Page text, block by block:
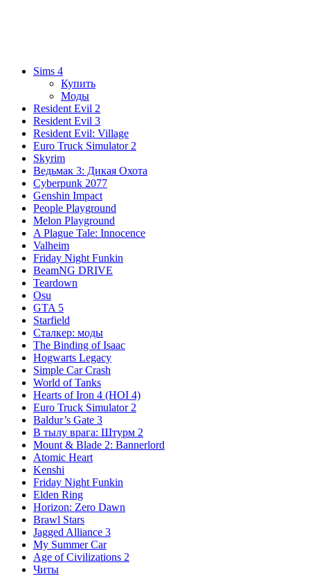
Sims 4
Купить
Моды
Resident Evil 2
Resident Evil 3
Resident Evil: Village
Euro Truck Simulator 2
Skyrim
Ведьмак 3: Дикая Охота
Cyberpunk 2077
Genshin Impact
People Playground
Melon Playground
A Plague Tale: Innocence
Valheim
Friday Night Funkin
BeamNG DRIVE
Teardown
Osu
GTA 5
Starfield
Сталкер: моды
The Binding of Isaac
Hogwarts Legacy
Simple Car Crash
World of Tanks
Hearts of Iron 4 (HOI 4)
Euro Truck Simulator 2
Baldur’s Gate 3
В тылу врага: Штурм 2
Mount & Blade 2: Bannerlord
Atomic Heart
Kenshi
Friday Night Funkin
Elden Ring
Horizon: Zero Dawn
Brawl Stars
Jagged Alliance 3
My Summer Car
Age of Civilizations 2
Читы